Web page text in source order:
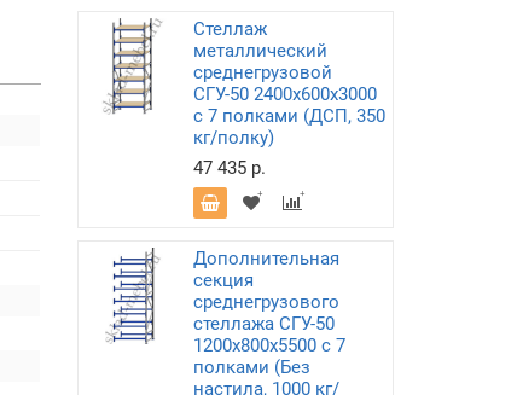
Стеллаж
металлический
среднегрузовой
СГУ-50 2400х600х3000
с 7 полками (ДСП, 350
кг/полку)
47 435 р.
Дополнительная
секция
среднегрузового
стеллажа СГУ-50
1200х800х5500 с 7
полками (Без
настила, 1000 кг/